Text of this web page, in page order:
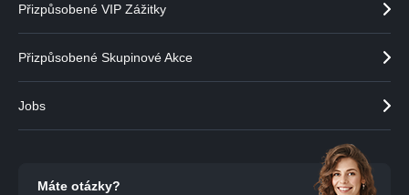
Přizpůsobené VIP Zážitky
Přizpůsobené Skupinové Akce
Jobs
Máte otázky?